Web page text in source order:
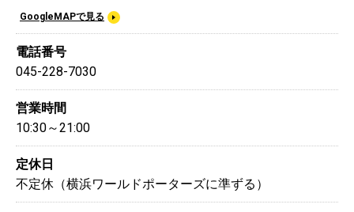
GoogleMAPで見る
電話番号
045-228-7030
営業時間
10:30～21:00
定休日
不定休（横浜ワールドポーターズに準ずる）